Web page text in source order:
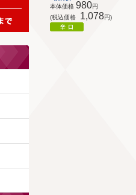
本体価格 980円
(税込価格
1,078円)